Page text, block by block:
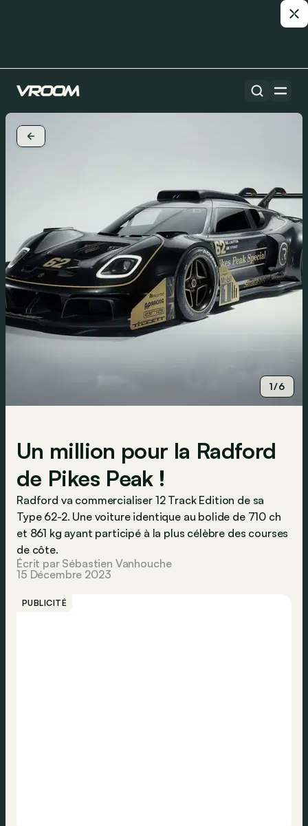
1/6
Un million pour la Radford
de Pikes Peak !
Radford va commercialiser 12 Track Edition de sa
Type 62-2. Une voiture identique au bolide de 710 ch
et 861 kg ayant participé à la plus célèbre des courses
de côte.
Écrit par Sébastien Vanhouche
15 Décembre 2023
PUBLICITÉ